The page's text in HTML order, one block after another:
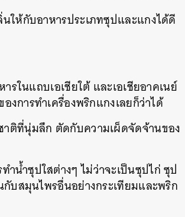
ให้กับอาหารประเภทซุปและแกงได้ดี
ในแถบเอเชียใต้ และเอเชียอาคเนย์
งการทำเครื่องพริกแกงเลยก็ว่าได้
าติที่นุ่มลึก ตัดกับความเผ็ดจัดจ้านของ
ำน้ำซุปใสต่างๆ ไม่ว่าจะเป็นซุปไก่ซุป
บสมุนไพรอื่นอย่างกระเทียมและพริก